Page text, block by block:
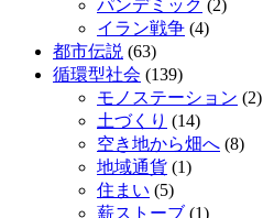
パンデミック (2)
イラン戦争 (4)
都市伝説 (63)
循環型社会 (139)
モノステーション (2)
土づくり (14)
空き地から畑へ (8)
地域通貨 (1)
住まい (5)
薪ストーブ (1)